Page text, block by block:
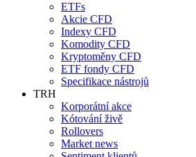
ETFs
Akcie CFD
Indexy CFD
Komodity CFD
Kryptoměny CFD
ETF fondy CFD
Specifikace nástrojů
TRH
Korporátní akce
Kótování živě
Rollovers
Market news